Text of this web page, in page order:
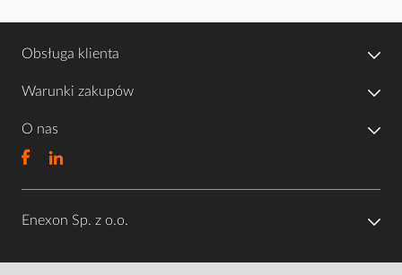
Obsługa klienta
Warunki zakupów
O nas
Enexon Sp. z o.o.